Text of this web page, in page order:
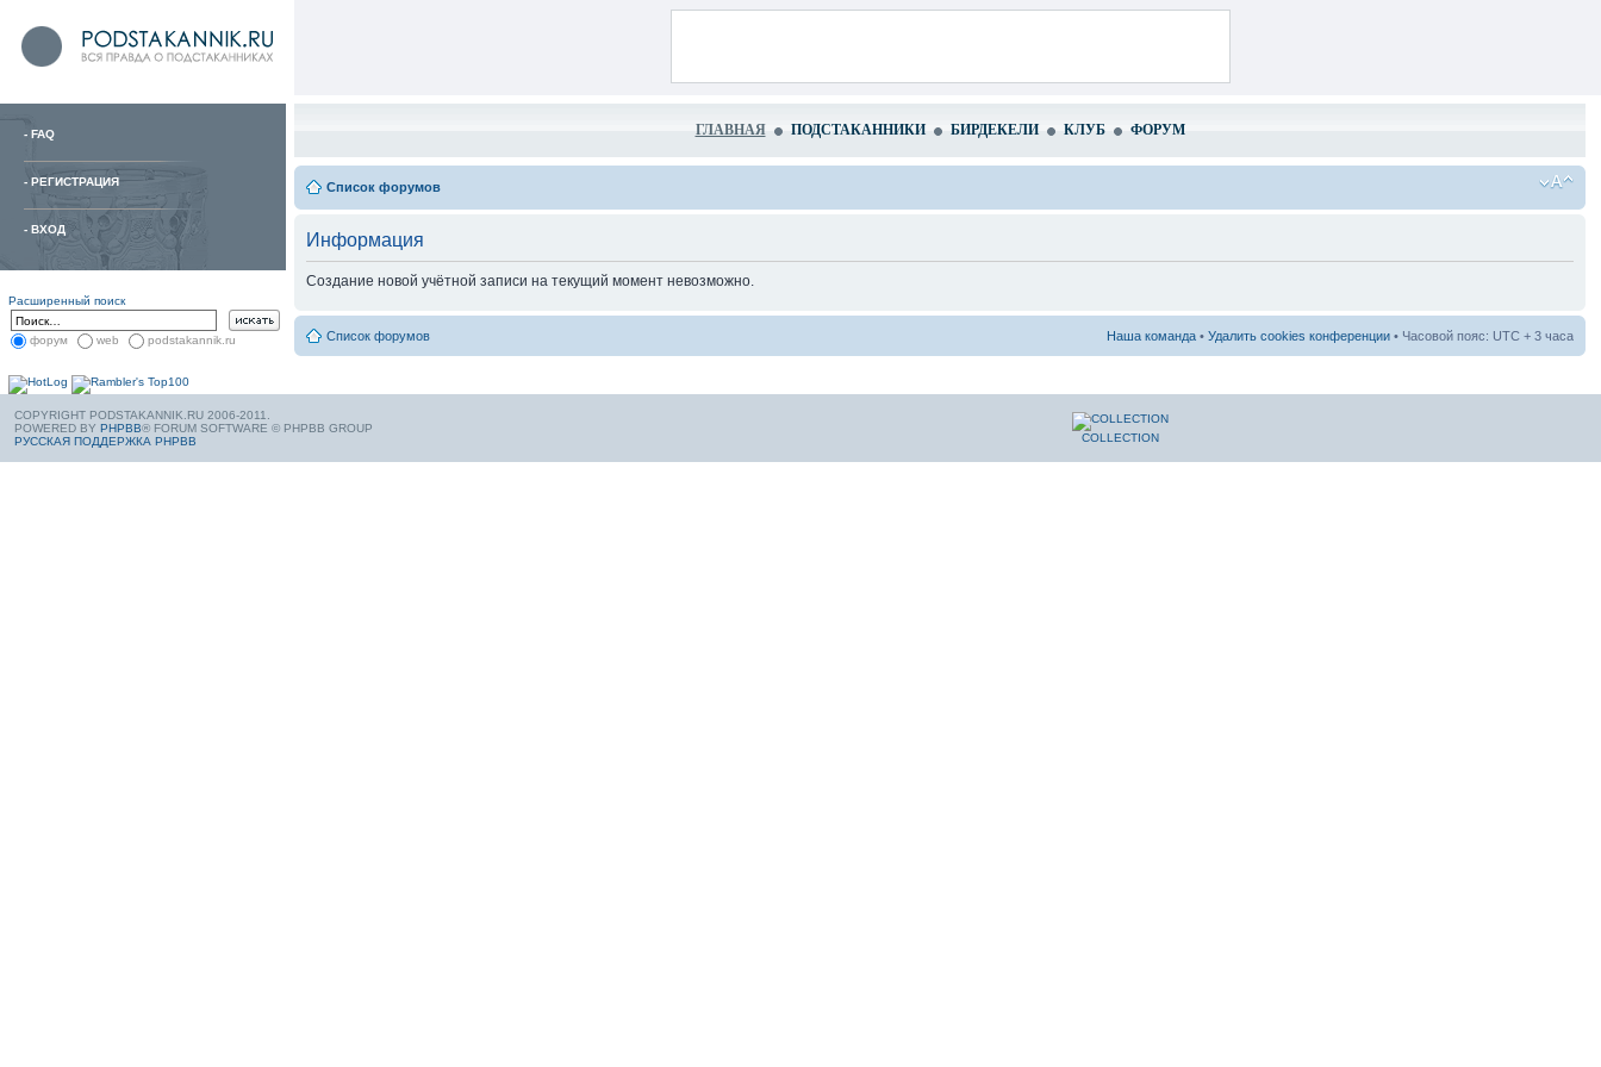
- FAQ
- РЕГИСТРАЦИЯ
- ВХОД
Расширенный поиск
форум web podstakannik.ru
ГЛАВНАЯ ПОДСТАКАННИКИ БИРДЕКЕЛИ КЛУБ ФОРУМ
Список форумов
Информация
Создание новой учётной записи на текущий момент невозможно.
Список форумов Наша команда • Удалить cookies конференции • Часовой пояс: UTC + 3 часа
COPYRIGHT PODSTAKANNIK.RU 2006-2011.
POWERED BY PHPBB® FORUM SOFTWARE © PHPBB GROUP
РУССКАЯ ПОДДЕРЖКА PHPBB
COLLECTION